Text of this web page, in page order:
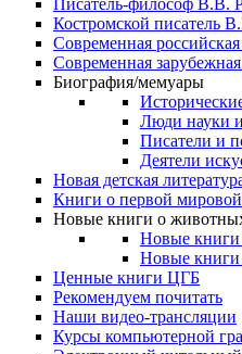
Писатель-философ В.В.
Костромской писатель
Современная российская
Современная
Биография/мемуары
Люди науки
Писатели и
Деятели
Новая детская
Книги о первой
Новые книги о
Новые книги
Новые книги
Ценные книги ЦГБ
Рекомендуем почитать
Наши видео-трансляции
Курсы компьютерной